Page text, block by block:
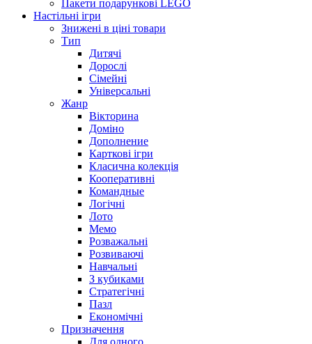
Пакети подарункові LEGO
Настільні ігри
Знижені в ціні товари
Тип
Дитячі
Дорослі
Сімейні
Універсальні
Жанр
Вікторина
Доміно
Дополнение
Карткові ігри
Класична колекція
Кооперативні
Командные
Логічні
Лото
Мемо
Розважальні
Розвиваючі
Навчальні
З кубиками
Стратегічні
Пазл
Економічні
Призначення
Для одного